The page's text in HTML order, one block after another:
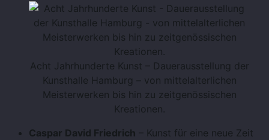
Acht Jahrhunderte Kunst – Dauerausstellung der
Kunsthalle Hamburg – von mittelalterlichen
Meisterwerken bis hin zu zeitgenössischen
Kreationen​​.
Caspar David Friedrich – Kunst für eine neue Zeit